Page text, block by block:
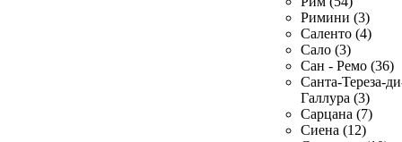
Римини (3)
Саленто (4)
Сало (3)
Сан - Ремо (36)
Санта-Тереза-
Галлура (3)
Сарцана (7)
Сиена (12)